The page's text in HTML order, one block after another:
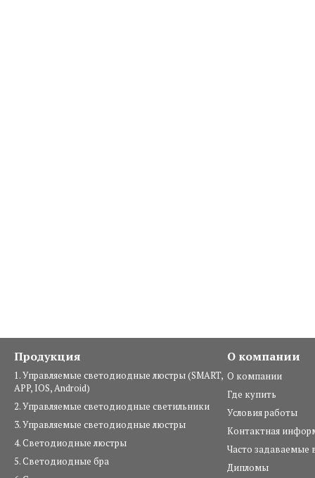
Продукция
1. Управляемые светодиодные люстры (SMART,
APP, IOS, Android)
2. Управляемые светодиодные светильники
3. Управляемые светодиодные люстры
4. Светодиодные люстры
5. Светодиодные бра
О компании
О компании
Где купить
Условия работы
Контактная
Часто задаваемые
Дипломы